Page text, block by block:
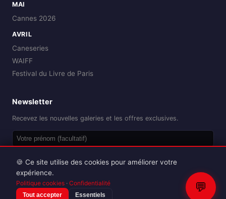
MAI
Cannes 2026
AVRIL
Caneseries
WAIFF
Festival du Livre de Paris
Newsletter
Recevez les nouvelles galeries et les offres exclusives.
Reproduction interdite sans autorisation.
💬
🍪 Ce site utilise des cookies pour améliorer votre
expérience.
Politique cookies · Confidentialité
Tout accepter Essentiels